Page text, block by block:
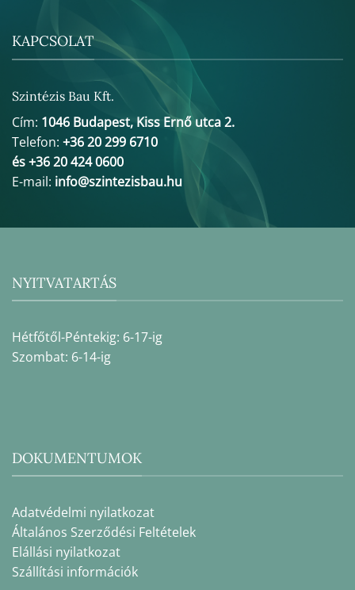
KAPCSOLAT
Szintézis Bau Kft.
Cím: 1046 Budapest, Kiss Ernő utca 2.
Telefon: +36 20 299 6710
és +36 20 424 0600
E-mail: info@szintezisbau.hu
NYITVATARTÁS
Hétfőtől-Péntekig: 6-17-ig
Szombat: 6-14-ig
DOKUMENTUMOK
Adatvédelmi nyilatkozat
Általános Szerződési Feltételek
Elállási nyilatkozat
Szállítási információk